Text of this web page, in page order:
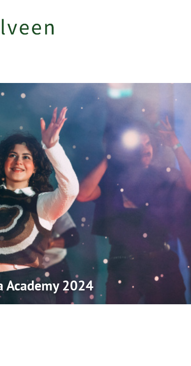
Academy 2024